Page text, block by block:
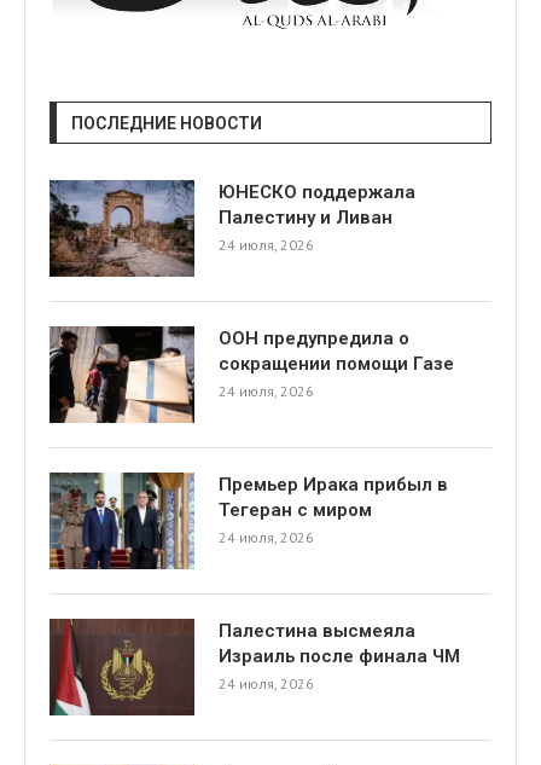
ПОСЛЕДНИЕ НОВОСТИ
ЮНЕСКО поддержала
Палестину и Ливан
24 июля, 2026
ООН предупредила о
сокращении помощи Газе
24 июля, 2026
Премьер Ирака прибыл в
Тегеран с миром
24 июля, 2026
Палестина высмеяла
Израиль после финала ЧМ
24 июля, 2026